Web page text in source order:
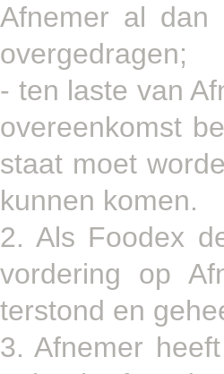
Afnemer al dan
overgedragen;
- ten laste van
overeenkomst
staat moet
kunnen komen.
2. Als Foodex
vordering op
terstond en
3. Afnemer